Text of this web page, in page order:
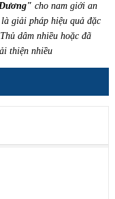
cho nam giới an
giải pháp hiệu quả đặc
dâm nhiều hoặc đã
thiện nhiều